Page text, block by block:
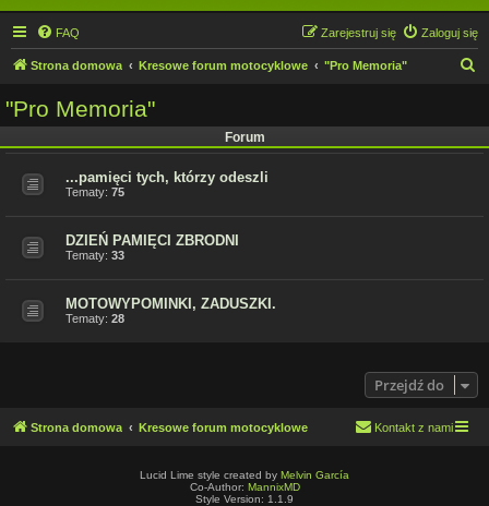
FAQ Zaloguj się
Zarejestruj się
Strona domowa Kresowe forum motocyklowe "Pro Memoria"
"Pro Memoria"
Forum
...pamięci tych, którzy odeszli
Tematy: 75
DZIEŃ PAMIĘCI ZBRODNI
Tematy: 33
MOTOWYPOMINKI, ZADUSZKI.
Tematy: 28
Przejdź do
Strona domowa Kresowe forum motocyklowe Kontakt z nami
Lucid Lime style created by Melvin García
Co-Author: MannixMD
Style Version: 1.1.9